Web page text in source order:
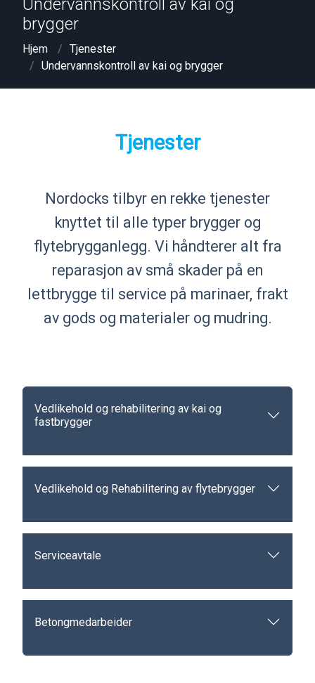
Undervannskontroll av kai og
brygger
Hjem
Tjenester
Undervannskontroll av kai og brygger
Tjenester
Nordocks tilbyr en rekke tjenester
knyttet til alle typer brygger og
flytebrygganlegg. Vi håndterer alt fra
reparasjon av små skader på en
lettbrygge til service på marinaer, frakt
av gods og materialer og mudring.
Vedlikehold og rehabilitering av kai og
fastbrygger
Vedlikehold og Rehabilitering av flytebrygger
Serviceavtale
Betongmedarbeider